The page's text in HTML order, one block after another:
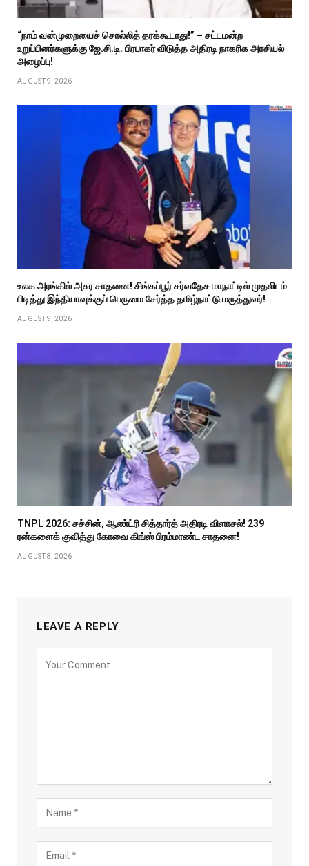
“நாம் வன்முறையைச் சொல்லித் தரக்கூடாது!” – சட்டமன்ற
உறுப்பினர்களுக்கு ஜே.சி.டி. பிரபாகர் விடுத்த அதிரடி நாகரிக அரசியல்
அழைப்பு!
AUGUST 9, 2026
உலக அரங்கில் அசுர சாதனை! சிங்கப்பூர் சர்வதேச மாநாட்டில் முதலிடம்
பிடித்து இந்தியாவுக்குப் பெருமை சேர்த்த தமிழ்நாட்டு மருத்துவர்!
AUGUST 9, 2026
TNPL 2026: சச்சின், ஆண்ட்ரி சித்தார்த் அதிரடி விளாசல்! 239
ரன்களைக் குவித்து கோவை கிங்ஸ் பிரம்மாண்ட சாதனை!
AUGUST 8, 2026
LEAVE A REPLY